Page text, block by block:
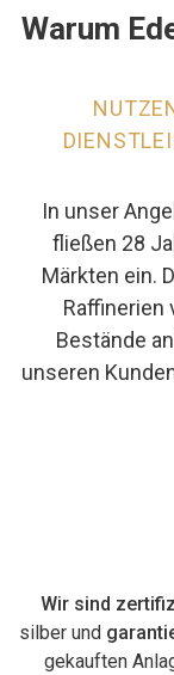
Warum
In unser
fließen 28
Märkten ein.
Raffinerien
Bestände
unseren
Wir sind
silber und
gekauften